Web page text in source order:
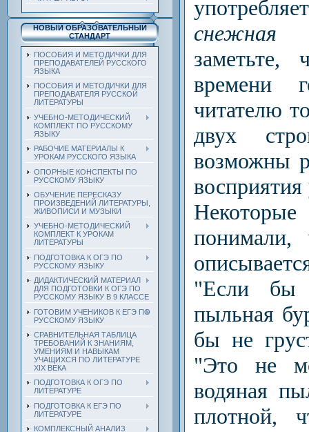
НОВЫЙ ОБРАЗОВАТЕЛЬНЫЙ
СТАНДАРТ
ПОСОБИЯ И МЕТОДИЧКИ ДЛЯ
ПРЕПОДАВАТЕЛЕЙ РУССКОГО
ЯЗЫКА
ПОСОБИЯ И МЕТОДИЧКИ ДЛЯ
ПРЕПОДАВАТЕЛЯ РУССКОЙ
ЛИТЕРАТУРЫ
УЧЕБНО-МЕТОДИЧЕСКИЙ
КОМПЛЕКТ ПО РУССКОМУ
ЯЗЫКУ
РАБОЧИЕ МАТЕРИАЛЫ К
УРОКАМ РУССКОГО ЯЗЫКА
ОПОРНЫЕ КОНСПЕКТЫ ПО
РУССКОМУ ЯЗЫКУ
ОБУЧЕНИЕ ПЕРЕСКАЗУ
ПРОИЗВЕДЕНИЙ ЛИТЕРАТУРЫ,
ЖИВОПИСИ И МУЗЫКИ
УЧЕБНО-МЕТОДИЧЕСКИЙ
КОМПЛЕКТ К УРОКАМ
ЛИТЕРАТУРЫ
ПОДГОТОВКА К ОГЭ ПО
РУССКОМУ ЯЗЫКУ
ДИДАКТИЧЕСКИЙ МАТЕРИАЛ
ДЛЯ ПОДГОТОВКИ К ОГЭ ПО
РУССКОМУ ЯЗЫКУ В 9 КЛАССЕ
ГОТОВИМ УЧЕНИКОВ К ЕГЭ ПО
РУССКОМУ ЯЗЫКУ
СРАВНИТЕЛЬНАЯ ТАБЛИЦА
ТРЕБОВАНИЙ К ЗНАНИЯМ,
УМЕНИЯМ И НАВЫКАМ
УЧАЩИХСЯ ПО ЛИТЕРАТУРЕ
ХIХ ВЕКА
ПОДГОТОВКА К ОГЭ ПО
ЛИТЕРАТУРЕ
ПОДГОТОВКА К ЕГЭ ПО
ЛИТЕРАТУРЕ
КОМПЛЕКСНЫЙ АНАЛИЗ
снежная
заметьте,
времени
читателю
двух
возможны
понимали,
"Если бы
пыльная
бы не
"Это не
водяная
плотной,